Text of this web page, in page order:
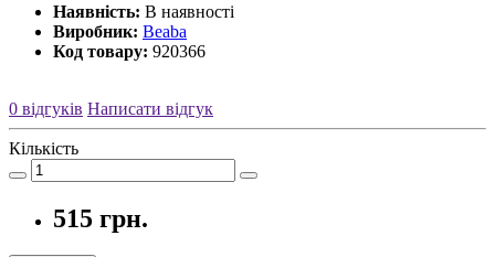
Наявність: В наявності
Виробник: Beaba
Код товару: 920366
0 відгуків Написати відгук
Кількість
515 грн.